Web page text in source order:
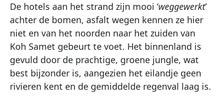
De hotels aan het strand zijn mooi ‘weggewerkt’
achter de bomen, asfalt wegen kennen ze hier
niet en van het noorden naar het zuiden van
Koh Samet gebeurt te voet. Het binnenland is
gevuld door de prachtige, groene jungle, wat
best bijzonder is, aangezien het eilandje geen
rivieren kent en de gemiddelde regenval laag is.